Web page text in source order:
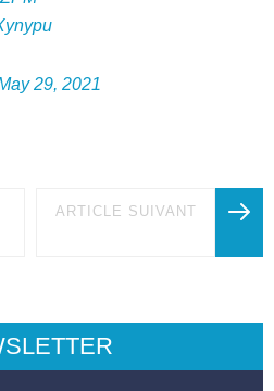
29, 2021
ARTICLE SUIVANT